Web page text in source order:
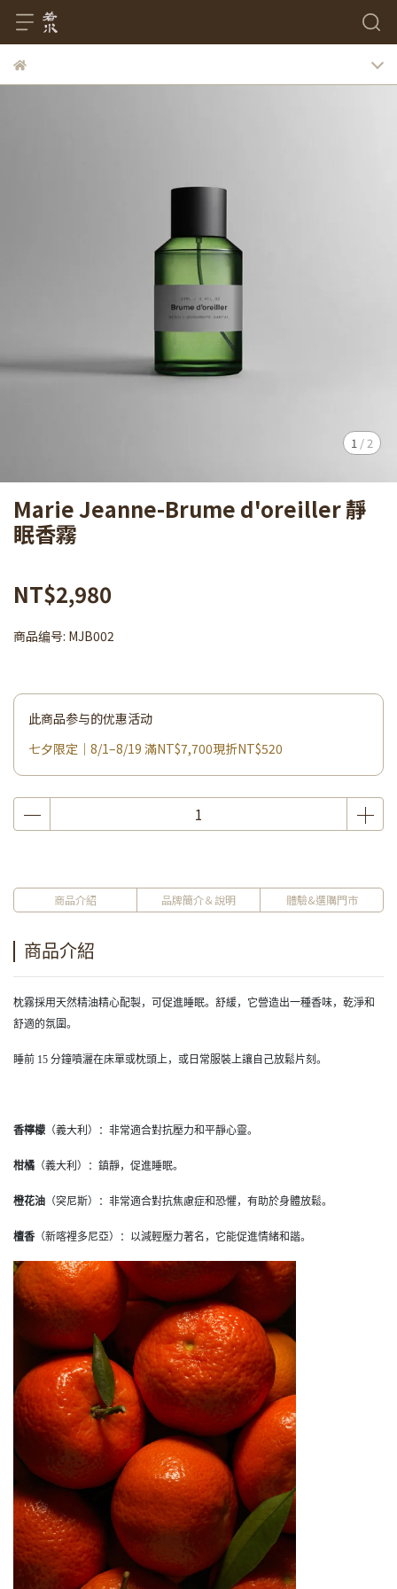
1 / 2
Marie Jeanne-Brume d'oreiller 靜
眠香霧
NT$2,980
商品编号: MJB002
此商品参与的优惠活动
七夕限定｜8/1–8/19 滿NT$7,700現折NT$520
商品介紹 品牌簡介＆說明 體驗&選購門市
商品介紹
枕霧採用天然精油精心配製，可促進睡眠。舒緩，它營造出一種香味，乾淨和
舒適的氛圍。
睡前 15 分鐘噴灑在床單或枕頭上，或日常服裝上讓自己放鬆片刻。
香檸檬 （義大利）：非常適合對抗壓力和平靜心靈。
柑橘 （義大利）：鎮靜，促進睡眠。
橙花油 （突尼斯）：非常適合對抗焦慮症和恐懼，有助於身體放鬆。
檀香 （新喀裡多尼亞）：以減輕壓力著名，它能促進情緒和諧。